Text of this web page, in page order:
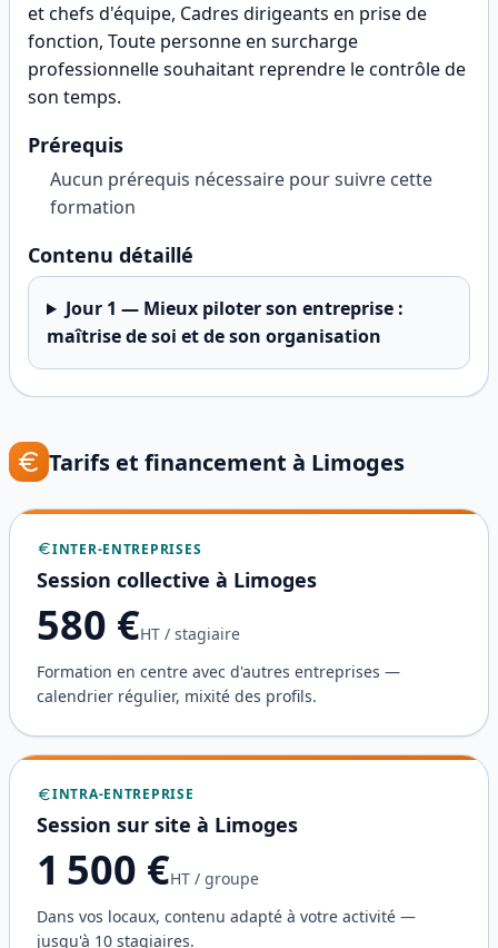
et chefs d'équipe, Cadres dirigeants en prise de
fonction, Toute personne en surcharge
professionnelle souhaitant reprendre le contrôle de
son temps.
Prérequis
Aucun prérequis nécessaire pour suivre cette
formation
Contenu détaillé
Jour 1 — Mieux piloter son entreprise :
maîtrise de soi et de son organisation
Tarifs et financement à Limoges
INTER-ENTREPRISES
Session collective à Limoges
580 €HT / stagiaire
Formation en centre avec d'autres entreprises —
calendrier régulier, mixité des profils.
INTRA-ENTREPRISE
Session sur site à Limoges
1 500 €HT / groupe
Dans vos locaux, contenu adapté à votre activité —
jusqu'à 10 stagiaires.